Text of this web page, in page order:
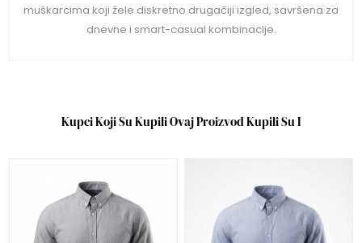
muškarcima koji žele diskretno drugačiji izgled, savršena za
dnevne i smart-casual kombinacije.
Kupci Koji Su Kupili Ovaj Proizvod Kupili Su I